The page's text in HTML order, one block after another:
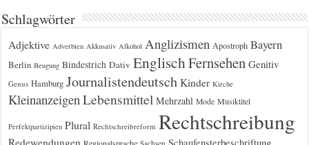
Schlagwörter
Adjektive Adverbien Akkusativ Alkohol Anglizismen Apostroph Bayern
Berlin Beugung Bindestrich Dativ EnglischFernsehen Genitiv
Genus Hamburg Journalistendeutsch Kinder Kirche
Kleinanzeigen Lebensmittel Mehrzahl Mode Musiktitel
Perfektpartizipien Plural Rechtschreibreform Rechtschreibung
Redewendungen Regionalsprache Schaufensterbeschriftung